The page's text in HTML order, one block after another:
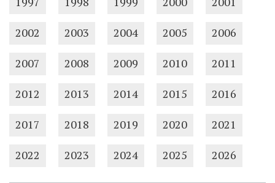
2002 2003 2004 2005 2006
2007 2008 2009 2010 2011
2012 2013 2014 2015 2016
2017 2018 2019 2020 2021
2022 2023 2024 2025 2026